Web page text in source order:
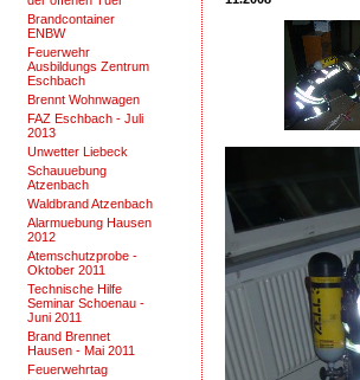
Brandcontainer
ENBW
Feuerwehr
Ausbildungs Zentrum
Eschbach
Brennt Wohnwagen
FAZ Eschbach - Juli
2013
Unwetter Liebeck
Schauuebung
Atzenbach
Waldbrand Atzenbach
Alarmuebung Hausen
2012
Atemschutzprobe -
Oktober 2011
Technische Hilfe
Seminar Schoenau -
Juni 2011
Brand Brennet
Hausen - Mai 2011
Feuerwehrtag